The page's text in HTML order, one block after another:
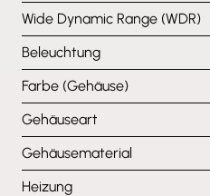
Wide Dynamic Range (WDR)
Beleuchtung
Farbe (Gehäuse)
Gehäuseart
Gehäusematerial
Heizung